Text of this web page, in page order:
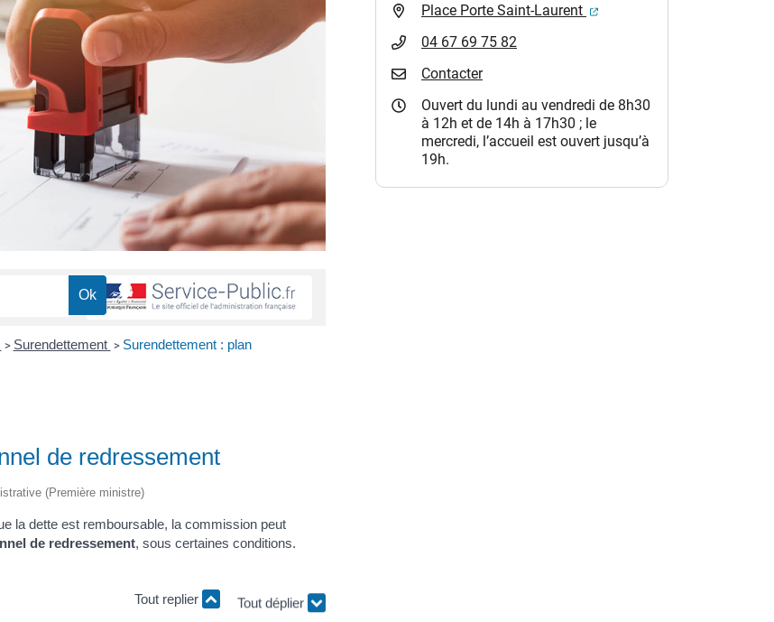
> Surendettement > Surendettement : plan
de redressement
(Première ministre)
la dette est remboursable, la commission peut
de redressement, sous certaines conditions.
Tout replier
Tout déplier
Place Porte Saint-Laurent
(ouverture dans un nouvel
04 67 69 75 82
Contacter
Ouvert du lundi au vendredi de 8h30
à 12h et de 14h à 17h30 ; le
mercredi, l’accueil est ouvert jusqu’à
19h.